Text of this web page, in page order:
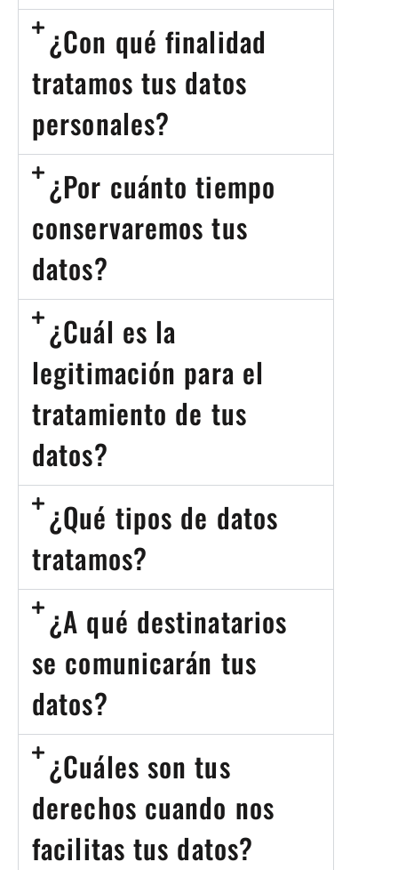
¿Con qué finalidad
tratamos tus datos
personales?
¿Por cuánto tiempo
conservaremos tus
datos?
¿Cuál es la
legitimación para el
tratamiento de tus
datos?
¿Qué tipos de datos
tratamos?
¿A qué destinatarios
se comunicarán tus
datos?
¿Cuáles son tus
derechos cuando nos
facilitas tus datos?